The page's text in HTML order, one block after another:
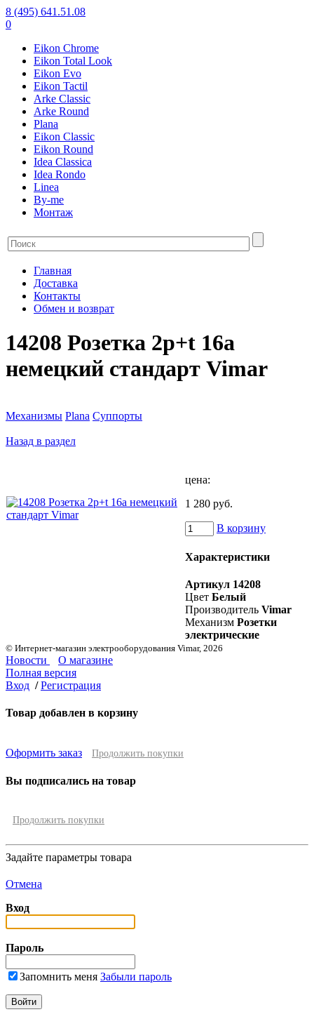
8 (495) 641.51.08
0
Eikon Chrome
Eikon Total Look
Eikon Evo
Eikon Tactil
Arke Classic
Arke Round
Plana
Eikon Classic
Eikon Round
Idea Classica
Idea Rondo
Linea
By-me
Монтаж
Главная
Доставка
Контакты
Обмен и возврат
14208 Розетка 2p+t 16a
немецкий стандарт Vimar
Механизмы Plana Суппорты
Назад в раздел
цена:
1 280 руб.
В корзину
Характеристики
Артикул 14208
Цвет Белый
Производитель Vimar
Механизм Розетки
электрические
© Интернет-магазин электрооборудования Vimar, 2026
Новости
О магазине
Полная версия
Вход / Регистрация
Товар добавлен в корзину
Оформить заказ Продолжить покупки
Вы подписались на товар
Продолжить покупки
Задайте параметры товара
Отмена
Вход
Пароль
Запомнить меня Забыли пароль